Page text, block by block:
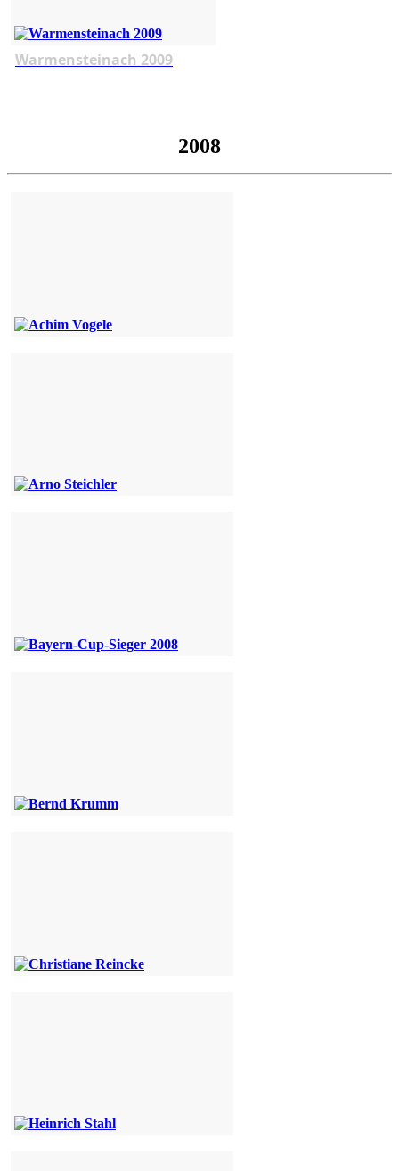
Warmensteinach 2009
2008